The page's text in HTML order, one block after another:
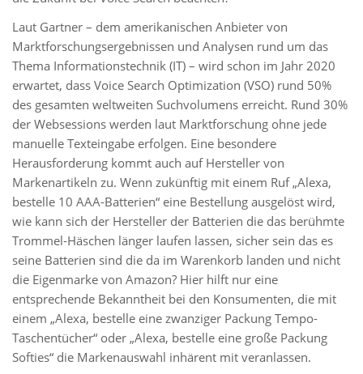
Laut Gartner – dem amerikanischen Anbieter von
Marktforschungsergebnissen und Analysen rund um das
Thema Informationstechnik (IT) – wird schon im Jahr 2020
erwartet, dass Voice Search Optimization (VSO) rund 50%
des gesamten weltweiten Suchvolumens erreicht. Rund 30%
der Websessions werden laut Marktforschung ohne jede
manuelle Texteingabe erfolgen. Eine besondere
Herausforderung kommt auch auf Hersteller von
Markenartikeln zu. Wenn zukünftig mit einem Ruf „Alexa,
bestelle 10 AAA-Batterien“ eine Bestellung ausgelöst wird,
wie kann sich der Hersteller der Batterien die das berühmte
Trommel-Häschen länger laufen lassen, sicher sein das es
seine Batterien sind die da im Warenkorb landen und nicht
die Eigenmarke von Amazon? Hier hilft nur eine
entsprechende Bekanntheit bei den Konsumenten, die mit
einem „Alexa, bestelle eine zwanziger Packung Tempo-
Taschentücher“ oder „Alexa, bestelle eine große Packung
Softies“ die Markenauswahl inhärent mit veranlassen.